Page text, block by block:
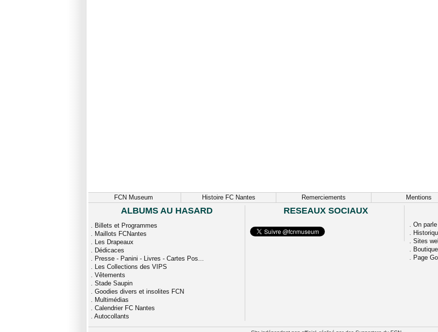
FCN Museum Histoire FC Nantes Remerciements Mentions
ALBUMS AU HASARD
. Billets et Programmes
. Maillots FCNantes
. Les Drapeaux
. Dédicaces
. Presse - Panini - Livres - Cartes Pos...
. Les Collections des VIPS
. Vêtements
. Stade Saupin
. Goodies divers et insolites FCN
. Multimédias
. Calendrier FC Nantes
. Autocollants
RESEAUX SOCIAUX
. On
.
. Sites
.
. Page